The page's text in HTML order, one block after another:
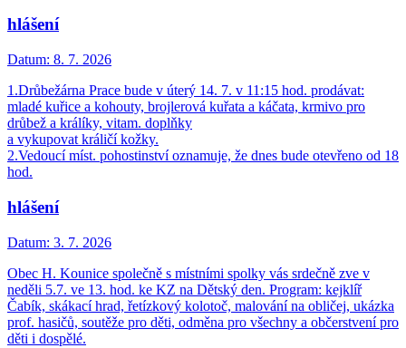
hlášení
Datum: 8. 7. 2026
1.Drůbežárna Prace bude v úterý 14. 7. v 11:15 hod. prodávat:
mladé kuřice a kohouty, brojlerová kuřata a káčata, krmivo pro
drůbež a králíky, vitam. doplňky
a vykupovat králičí kožky.
2.Vedoucí míst. pohostinství oznamuje, že dnes bude otevřeno od 18
hod.
hlášení
Datum: 3. 7. 2026
Obec H. Kounice společně s místními spolky vás srdečně zve v
neděli 5.7. ve 13. hod. ke KZ na Dětský den. Program: kejklíř
Čabík, skákací hrad, řetízkový kolotoč, malování na obličej, ukázka
prof. hasičů, soutěže pro děti, odměna pro všechny a občerstvení pro
děti i dospělé.